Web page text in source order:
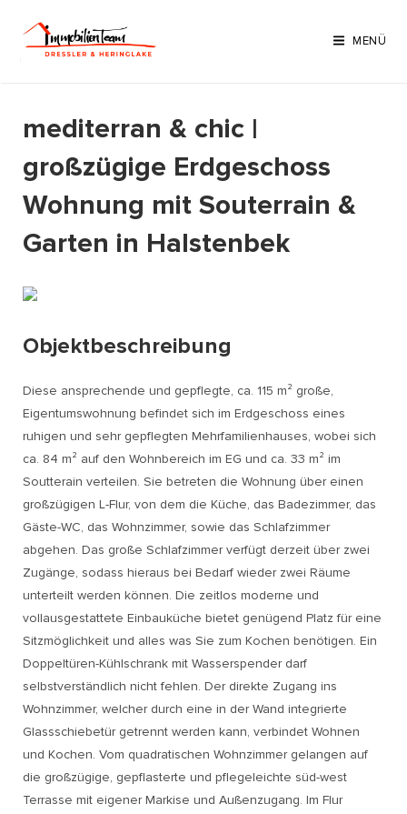
Inhalt
springen
MENÜ
mediterran & chic |
großzügige Erdgeschoss
Wohnung mit Souterrain &
Garten in Halstenbek
Objektbeschreibung
Diese ansprechende und gepflegte, ca. 115 m² große,
Eigentumswohnung befindet sich im Erdgeschoss eines
ruhigen und sehr gepflegten Mehrfamilienhauses, wobei sich
ca. 84 m² auf den Wohnbereich im EG und ca. 33 m² im
Soutterain verteilen. Sie betreten die Wohnung über einen
großzügigen L-Flur, von dem die Küche, das Badezimmer, das
Gäste-WC, das Wohnzimmer, sowie das Schlafzimmer
abgehen. Das große Schlafzimmer verfügt derzeit über zwei
Zugänge, sodass hieraus bei Bedarf wieder zwei Räume
unterteilt werden können. Die zeitlos moderne und
vollausgestattete Einbauküche bietet genügend Platz für eine
Sitzmöglichkeit und alles was Sie zum Kochen benötigen. Ein
Doppeltüren-Kühlschrank mit Wasserspender darf
selbstverständlich nicht fehlen. Der direkte Zugang ins
Wohnzimmer, welcher durch eine in der Wand integrierte
Glassschiebetür getrennt werden kann, verbindet Wohnen
und Kochen. Vom quadratischen Wohnzimmer gelangen auf
die großzügige, gepflasterte und pflegeleichte süd-west
Terrasse mit eigener Markise und Außenzugang. Im Flur